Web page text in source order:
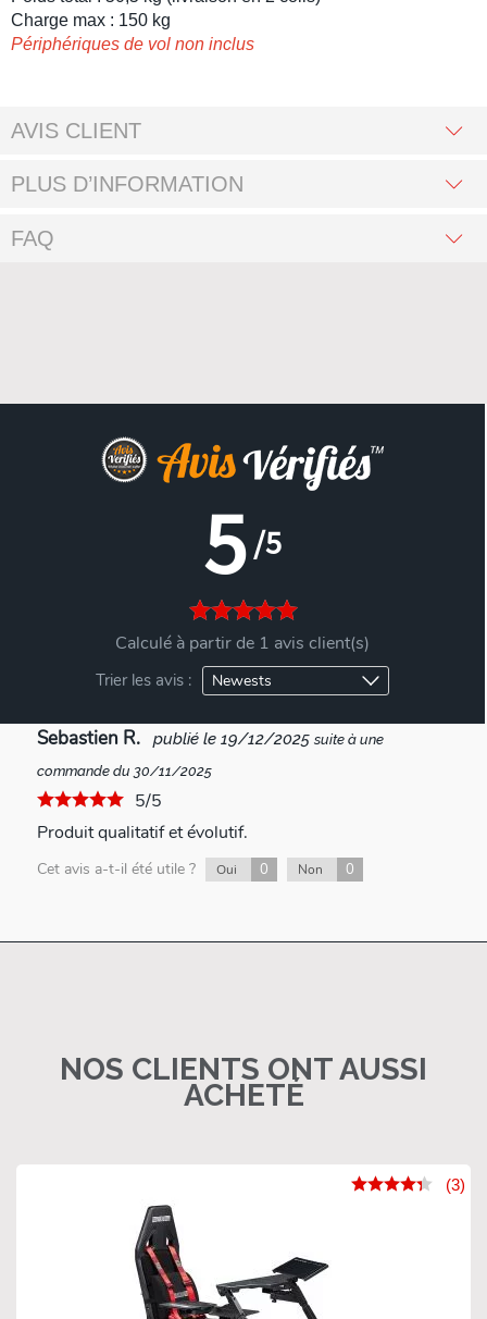
Charge max : 150 kg
Périphériques de vol non inclus
AVIS CLIENT
PLUS D’INFORMATION
FAQ
5/5
Calculé à partir de 1 avis client(s)
Trier les avis :
Sebastien R. publié le 19/12/2025 suite à une
commande du 30/11/2025
5/5
Produit qualitatif et évolutif.
Cet avis a-t-il été utile ? Oui 0 Non 0
NOS CLIENTS ONT AUSSI
ACHETÉ
(3)